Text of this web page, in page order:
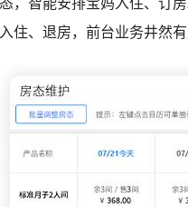
住、退房，前台业务井然